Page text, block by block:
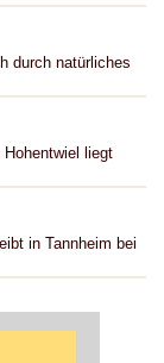
durch natürliches
liegt
in Tannheim bei